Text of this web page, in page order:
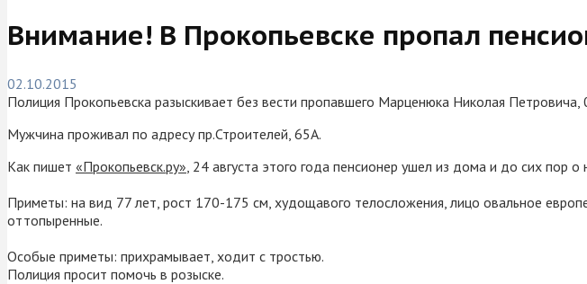
Внимание! В Прокопьевске пропал
02.10.2015
Полиция Прокопьевска разыскивает без вести пропавшего Марценюка Николая Петровича,
Мужчина проживал по адресу пр.Строителей, 65А.
Как пишет «Прокопьевск.ру» , 24 августа этого года пенсионер ушел из дома и до сих пор о
Приметы: на вид 77 лет, рост 170-175 см, худощавого телосложения, лицо овальное
оттопыренные.
Особые приметы: прихрамывает, ходит с тростью.
Полиция просит помочь в розыске.